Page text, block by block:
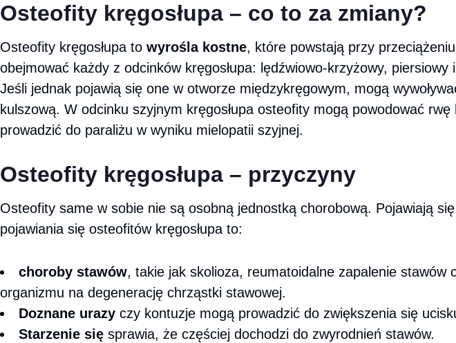
Osteofity kręgosłupa – co to za zmiany?
Osteofity kręgosłupa to wyrośla kostne, które powstają przy
obejmować każdy z odcinków kręgosłupa: lędźwiowo-krzyżowy,
Jeśli jednak pojawią się one w otworze międzykręgowym, mogą
kulszową. W odcinku szyjnym kręgosłupa osteofity mogą powodować
prowadzić do paraliżu w wyniku mielopatii szyjnej.
Osteofity kręgosłupa – przyczyny
Osteofity same w sobie nie są osobną jednostką chorobową. Pojawiają
pojawiania się osteofitów kręgosłupa to:
choroby stawów, takie jak skolioza, reumatoidalne zapalenie
organizmu na degenerację chrząstki stawowej.
Doznane urazy czy kontuzje mogą prowadzić do zwiększenia się
Starzenie się sprawia, że częściej dochodzi do zwyrodnień stawów.